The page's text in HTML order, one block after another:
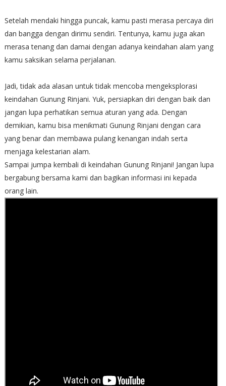
Setelah mendaki hingga puncak, kamu pasti merasa percaya diri
dan bangga dengan dirimu sendiri. Tentunya, kamu juga akan
merasa tenang dan damai dengan adanya keindahan alam yang
kamu saksikan selama perjalanan.
Jadi, tidak ada alasan untuk tidak mencoba mengeksplorasi
keindahan Gunung Rinjani. Yuk, persiapkan diri dengan baik dan
jangan lupa perhatikan semua aturan yang ada. Dengan
demikian, kamu bisa menikmati Gunung Rinjani dengan cara
yang benar dan membawa pulang kenangan indah serta
menjaga kelestarian alam.
Sampai jumpa kembali di keindahan Gunung Rinjani! Jangan lupa
bergabung bersama kami dan bagikan informasi ini kepada
orang lain.